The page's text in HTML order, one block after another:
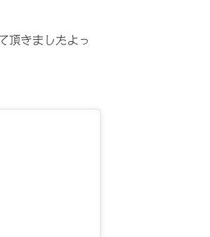
頂きましたよっ